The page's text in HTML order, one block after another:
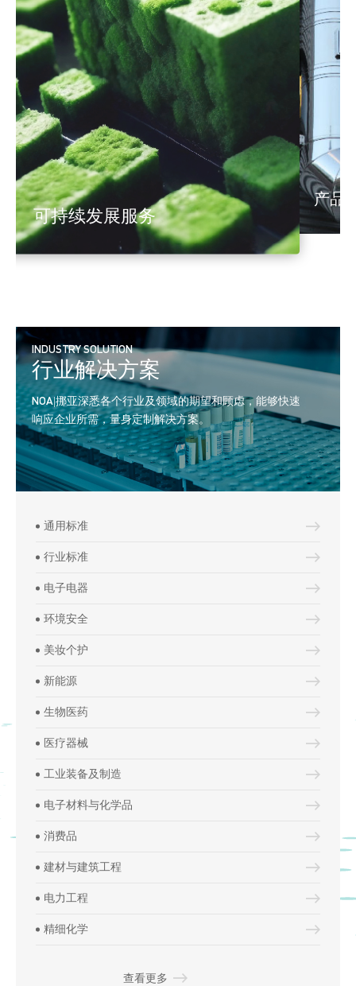
可持续发展服务
可持续发展服务
数年丰富经验，可为汽车、化工、光
伏、电子电气、电池、建材等领域提
及认证，助力企业实现绿色低碳转型
及可持续发展。
查看更多
产品
INDUSTRY SOLUTION
行业解决方案
NOA|挪亚深悉各个行业及领域的期望和顾虑，能够快速
响应企业所需，量身定制解决方案。
通用标准
行业标准
电子电器
环境安全
美妆个护
新能源
生物医药
医疗器械
工业装备及制造
电子材料与化学品
消费品
建材与建筑工程
电力工程
精细化学
查看更多